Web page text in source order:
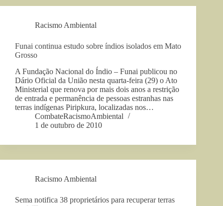
Racismo Ambiental
Funai continua estudo sobre índios isolados em Mato
Grosso
A Fundação Nacional do Índio – Funai publicou no
Dário Oficial da União nesta quarta-feira (29) o Ato
Ministerial que renova por mais dois anos a restrição
de entrada e permanência de pessoas estranhas nas
terras indígenas Piripkura, localizadas nos…
CombateRacismoAmbiental
1 de outubro de 2010
Racismo Ambiental
Sema notifica 38 proprietários para recuperar terras